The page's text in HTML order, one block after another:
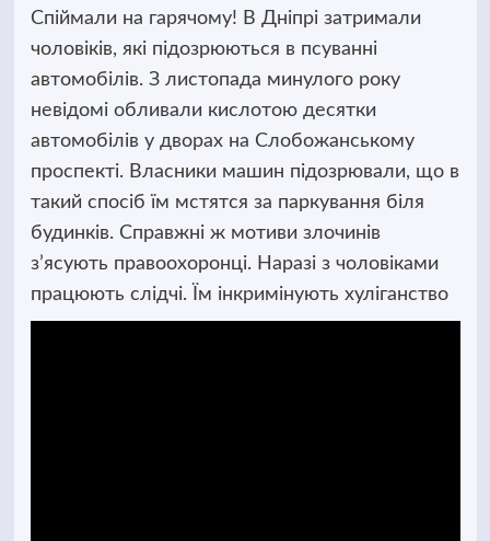
Спіймали на гарячому! В Дніпрі затримали
чоловіків, які підозрюються в псуванні
автомобілів. З листопада минулого року
невідомі обливали кислотою десятки
автомобілів у дворах на Слобожанському
проспекті. Власники машин підозрювали, що в
такий спосіб їм мстятся за паркування біля
будинків. Справжні ж мотиви злочинів
з’ясують правоохоронці. Наразі з чоловіками
працюють слідчі. Їм інкримінують хуліганство